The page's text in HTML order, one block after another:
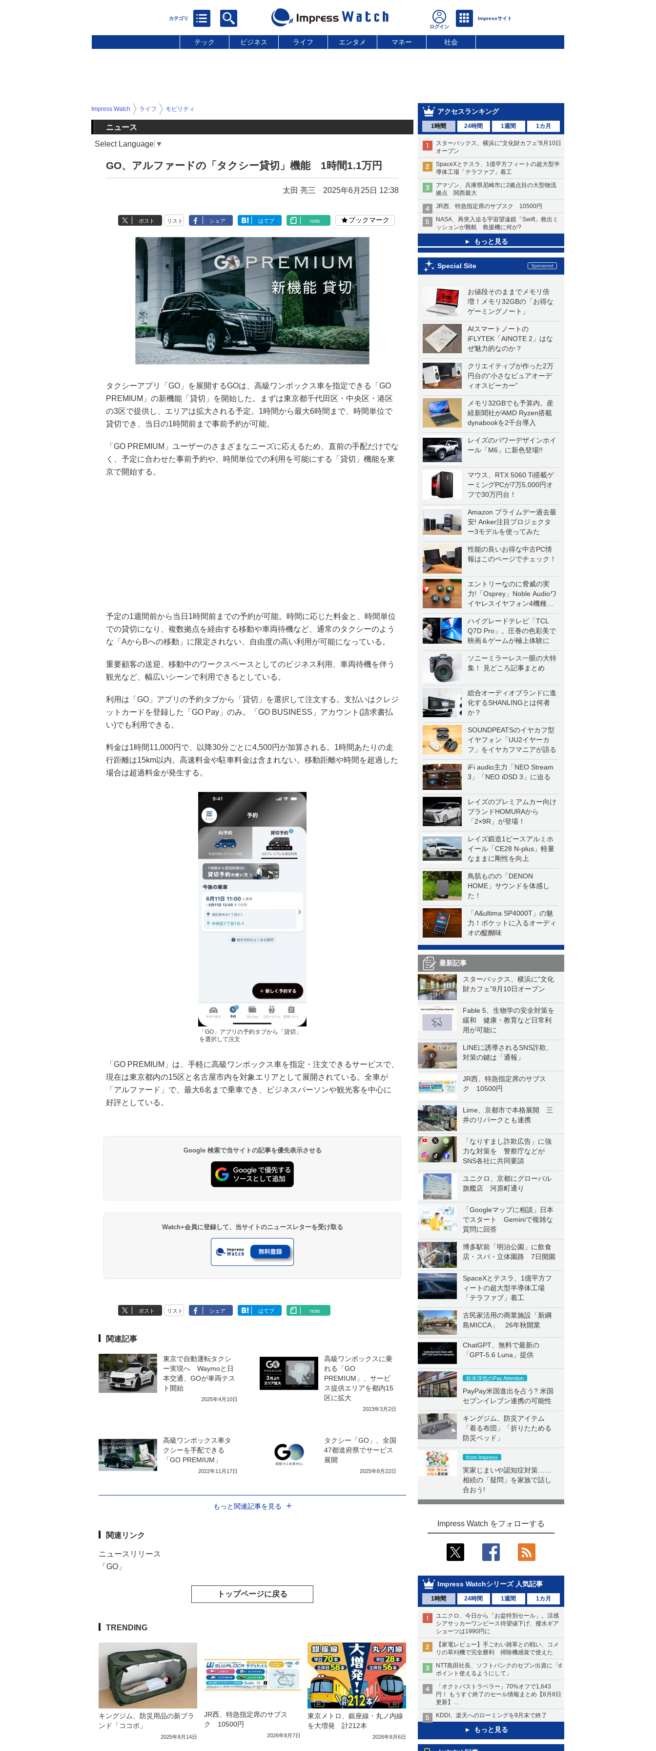
テック ビジネス ライフ エンタメ マネー 社会
アクセスランキング
1時間 24時間 1週間 1カ月
スターバックス、横浜に“文化財カフェ”8月10日
オープン
SpaceXとテスラ、1億平方フィートの超大型半
導体工場「テラファブ」着工
アマゾン、兵庫県尼崎市に2拠点目の大型物流
拠点 関西最大
JR西、特急指定席のサブスク 10500円
NASA、再突入迫る宇宙望遠鏡「Swift」救出ミ
ッションが難航 救援機に何が?
もっと見る
Special Site
お値段そのままでメモリ倍
増！メモリ32GBの「お得な
ゲーミングノート」
AIスマートノートの
iFLYTEK「AINOTE 2」はな
ぜ魅力的なのか？
クリエイティブが作った2万
円台の“小さなピュアオーデ
ィオスピーカー”
メモリ32GBでも予算内。産
経新聞社がAMD Ryzen搭載
dynabookを2千台導入
レイズのパワーデザインホイ
ール「M6」に新色登場!!
マウス、RTX 5060 Ti搭載ゲ
ーミングPCが7万5,000円オ
フで30万円台！
Amazon プライムデー過去最
安! Anker注目プロジェクタ
ー3モデルを使ってみた
性能の良いお得な中古PC情
報はこのページでチェック！
エントリーなのに脅威の実
力!「Osprey」Noble Audioワ
イヤレスイヤフォン4機種を
一気に聴く
ハイグレードテレビ「TCL
Q7D Pro」。圧巻の色彩美で
映画＆ゲームが極上体験に
ソニーミラーレス一眼の大特
集！ 見どころ記事まとめ
総合オーディオブランドに進
化するSHANLINGとは何者
か？
SOUNDPEATSのイヤカフ型
イヤフォン「UU2イヤーカ
フ」をイヤカフマニアが語る
iFi audio主力「NEO Stream
3」「NEO iDSD 3」に迫る
レイズのプレミアムカー向け
ブランドHOMURAから
「2×9R」が登場！
レイズ鍛造1ピースアルミホ
イール「CE28 N-plus」軽量
なままに剛性を向上
鳥肌ものの「DENON
HOME」サウンドを体感し
た！
「A&ultima SP4000T」の魅
力！ポケットに入るオーディ
オの醍醐味
最新記事
スターバックス、横浜に“文化
財カフェ”8月10日オープン
Fable 5、生物学の安全対策を
緩和 健康・教育など日常利
用が可能に
LINEに誘導されるSNS詐欺、
対策の鍵は「通報」
JR西、特急指定席のサブス
ク 10500円
Lime、京都市で本格展開 三
井のリパークとも連携
「なりすまし詐欺広告」に強
力な対策を 警察庁などが
SNS各社に共同要請
ユニクロ、京都にグローバル
旗艦店 河原町通り
「Googleマップに相談」日本
でスタート Geminiで複雑な
質問に回答
博多駅前「明治公園」に飲食
店・スパ・立体園路 7日開園
SpaceXとテスラ、1億平方フ
ィートの超大型半導体工場
「テラファブ」着工
古民家活用の商業施設「新綱
島MICCA」 26年秋開業
ChatGPT、無料で最新の
「GPT-5.6 Luna」提供
鈴木淳也のPay Attention
PayPay米国進出を占う? 米国
セブンイレブン連携の可能性
キングジム、防災アイテム
「着る布団」「折りたためる
防災ベッド」
from Impress
実家じまいや認知症対策……
相続の「疑問」を家族で話し
合おう!
Impress Watch をフォローする
Impress Watchシリーズ 人気記事
1時間 24時間 1週間 1カ月
ユニクロ、今日から「お盆特別セール」。涼感
シアサッカーワンピース待望値下げ、撥水ギア
ショーツは1990円に
【家電レビュー】手ごわい雑草との戦い、コメ
リの草刈機で完全勝利 掃除機感覚で使えた
NTT島田社長、ソフトバンクのセブン出資に「d
ポイント使えるようにして」
「オクトパストラベラー」70%オフで1,643
円！ もうすぐ終了のセール情報まとめ【8月8日
更新】
ニンテンドーeショップでは「大神 絶景版」が
67%オフで990円
KDDI、楽天へのローミングを9月末で終了
もっと見る
Impress Watch ライフ モビリティ
ニュース
Select Language ▼
GO、アルファードの「タクシー貸切」機能 1時間1.1万円
太田 亮三 2025年6月25日 12:38
ポスト リスト シェア はてブ note ブックマーク
タクシーアプリ「GO」を展開するGOは、高級ワンボックス車を指定できる「GO
PREMIUM」の新機能「貸切」を開始した。まずは東京都千代田区・中央区・港区
の3区で提供し、エリアは拡大される予定。1時間から最大6時間まで、時間単位で
貸切でき、当日の1時間前まで事前予約が可能。
「GO PREMIUM」ユーザーのさまざまなニーズに応えるため、直前の手配だけでな
く、予定に合わせた事前予約や、時間単位での利用を可能にする「貸切」機能を東
京で開始する。
予定の1週間前から当日1時間前までの予約が可能。時間に応じた料金と、時間単位
での貸切になり、複数拠点を経由する移動や車両待機など、通常のタクシーのよう
な「AからBへの移動」に限定されない、自由度の高い利用が可能になっている。
重要顧客の送迎、移動中のワークスペースとしてのビジネス利用、車両待機を伴う
観光など、幅広いシーンで利用できるとしている。
利用は「GO」アプリの予約タブから「貸切」を選択して注文する。支払いはクレジ
ットカードを登録した「GO Pay」のみ。「GO BUSINESS」アカウント(請求書払
い)でも利用できる。
料金は1時間11,000円で、以降30分ごとに4,500円が加算される。1時間あたりの走
行距離は15km以内。高速料金や駐車料金は含まれない。移動距離や時間を超過した
場合は超過料金が発生する。
「GO」アプリの予約タブから「貸切」
を選択して注文
「GO PREMIUM」は、手軽に高級ワンボックス車を指定・注文できるサービスで、
現在は東京都内の15区と名古屋市内を対象エリアとして展開されている。全車が
「アルファード」で、最大6名まで乗車でき、ビジネスパーソンや観光客を中心に
好評としている。
Google 検索で当サイトの記事を優先表示させる
Watch+会員に登録して、当サイトのニュースレターを受け取る
ポスト リスト シェア はてブ note
関連記事
東京で自動運転タクシ
ー実現へ Waymoと日
本交通、GOが車両テス
ト開始
2025年4月10日
高級ワンボックスに乗
れる「GO
PREMIUM」、サービ
ス提供エリアを都内15
区に拡大
2023年3月2日
高級ワンボックス車タ
クシーを手配できる
「GO PREMIUM」
2022年11月17日
タクシー「GO」、全国
47都道府県でサービス
展開
2025年8月22日
もっと関連記事を見る
関連リンク
ニュースリリース
「GO」
トップページに戻る
TRENDING
キングジム、防災用品の新ブラ
ンド「ココボ」
2025年8月14日
JR西、特急指定席のサブス
ク 10500円
2026年8月7日
東京メトロ、銀座線・丸ノ内線
を大増発 計212本
2026年8月6日